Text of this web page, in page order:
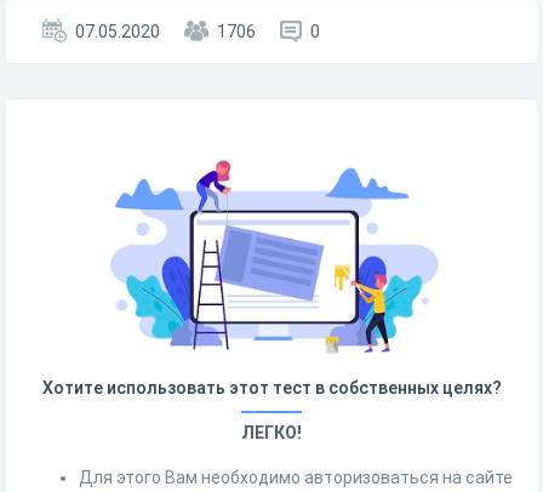
07.05.2020 1706 0
Хотите использовать этот тест в собственных целях?
ЛЕГКО!
Для этого Вам необходимо авторизоваться на сайте